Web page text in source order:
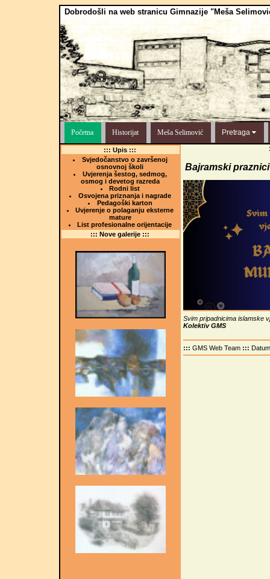
Dobrodošli na web stranicu Gimnazije "Meša
Početna Historijat Meša Selimović Pretraga
::: Upis :::
Svjedočanstvo o završenoj
osnovnoj školi
Uvjerenja šestog, sedmog,
osmog i devetog razreda
Rodni list
Osvojena priznanja i nagrade
Pedagoški karton
Uvjerenje o polaganju eksterne
mature
List profesionalne orijentacije
::: Nove galerije :::
Bajramski praznici
Svim pripadnicima islamske
Kolektiv GMS
::: GMS Web Team :::